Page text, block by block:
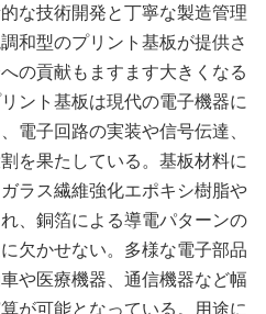
な技術開発と丁寧な製造管理
和型のプリント基板が提供さ
の貢献もますます大きくなる
ント基板は現代の電子機器に
電子回路の実装や信号伝達、
を果たしている。基板材料に
ラス繊維強化エポキシ樹脂や
、銅箔による導電パターンの
欠かせない。多様な電子部品
や医療機器、通信機器など幅
が可能となっている。用途に